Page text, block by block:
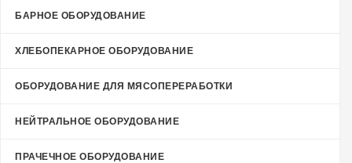
БАРНОЕ ОБОРУДОВАНИЕ
ХЛЕБОПЕКАРНОЕ ОБОРУДОВАНИЕ
ОБОРУДОВАНИЕ ДЛЯ МЯСОПЕРЕРАБОТКИ
НЕЙТРАЛЬНОЕ ОБОРУДОВАНИЕ
ПРАЧЕЧНОЕ ОБОРУДОВАНИЕ